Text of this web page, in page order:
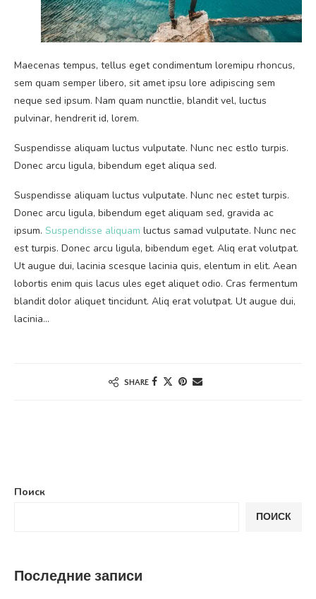
Maecenas tempus, tellus eget condimentum loremipu rhoncus,
sem quam semper libero, sit amet ipsu lore adipiscing sem
neque sed ipsum. Nam quam nunctlie, blandit vel, luctus
pulvinar, hendrerit id, lorem.
Suspendisse aliquam luctus vulputate. Nunc nec estlo turpis.
Donec arcu ligula, bibendum eget aliqua sed.
Suspendisse aliquam luctus vulputate. Nunc nec estet turpis.
Donec arcu ligula, bibendum eget aliquam sed, gravida ac
ipsum. Suspendisse aliquam luctus samad vulputate. Nunc nec
est turpis. Donec arcu ligula, bibendum eget. Aliq erat volutpat.
Ut augue dui, lacinia scesque lacinia quis, elentum in elit. Aean
lobortis enim quis lacus ules eget aliquet odio. Cras fermentum
blandit dolor aliquet tincidunt. Aliq erat volutpat. Ut augue dui,
lacinia…
SHARE
Поиск
ПОИСК
Последние записи